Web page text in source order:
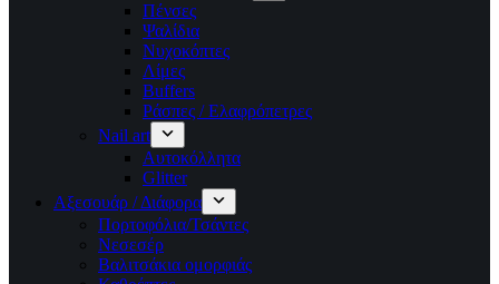
Πένσες
Ψαλίδια
Νυχοκόπτες
Λίμες
Buffers
Ράσπες / Ελαφρόπετρες
Nail art
Αυτοκόλλητα
Glitter
Αξεσουάρ / Διάφορα
Πορτοφόλια/Τσάντες
Νεσεσέρ
Βαλιτσάκια ομορφιάς